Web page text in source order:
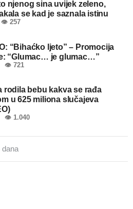
njenog sina uvijek zeleno,
se kad je saznala istinu
👁 257
“Bihaćko ljeto” – Promocija
“Glumac… je glumac…”
👁 721
rodila bebu kakva se rađa
u 625 miliona slučajeva
👁 1.040
dana